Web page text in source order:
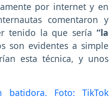
por internet y en
comentaron y
tenido la que sería “la
son evidentes a simple
esta técnica, y unos